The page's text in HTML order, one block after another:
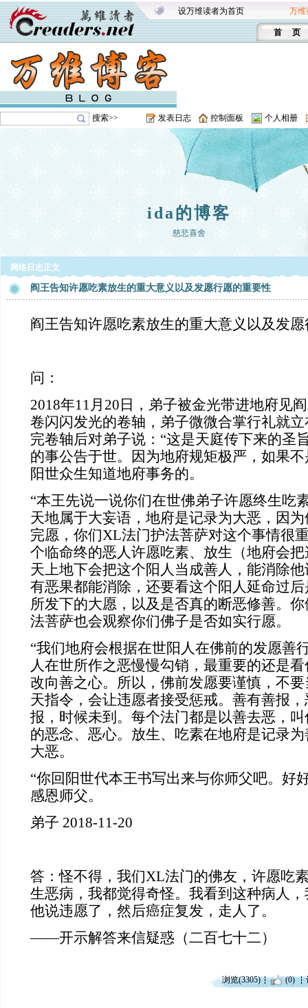
设万维读者为首页 万维
首 页
搜索>> 发表日志 控制面板 个人相册
ida的博客
慈悲喜舍
网络日志正文
阎王告知许愿吃素放生的重大意义以及发愿行愿的重要性
阎王告知许愿吃素放生的重大意义以及发
问：
2018年11月20日，弟子被金光带进地府见
卷闪闪发光的卷轴，弟子微微合掌行礼就
完卷轴后对弟子说：“这是天庭传下来的圣
的事公告于世。因为地府规矩极严，如果
阳世众生知道地府事务的。
“本王先说一说你们在世佛弟子许愿终生吃
天地属于大妄语，地府是记录为大恶，因
完愿，你们XL法门护法菩萨对这个事情很
个临命终的恶人许愿吃素、放生（地府会
天上地下会把这个阳人当成善人，能消除
有恶果都能消除，还要看这个阳人延命过
所发下的大愿，以及是否真的断恶修善。
法菩萨也会观察你们佛子是否如实行愿。
“我们地府会根据在世阳人在佛前的发愿善
人在世所作之恶慢慢勾销，最重要的还是
改向善之心。所以，佛前发愿要谨慎，不
天指令，会让违愿者接受惩戒。善有善报
报，时候未到。每个法门都是以善去恶，
的恶念、恶心。放生、吃素在地府是记录
大恶。
“你回阳世代本王书写出来与你师父吧。好
感恩师父。
弟子 2018-11-20
答：怪不得，我们XL法门的佛友，许愿吃
生恶病，我都觉得奇怪。我看到这种病人
他说违愿了，然后癌症复发，走人了。
——开示解答来信疑惑（二百七十二）
浏览(3305) (0)